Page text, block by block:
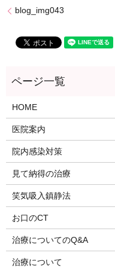
blog_img043
HOME
医院案内
院内感染対策
見て納得の治療
笑気吸入鎮静法
お口のCT
治療についてのQ&A
治療について